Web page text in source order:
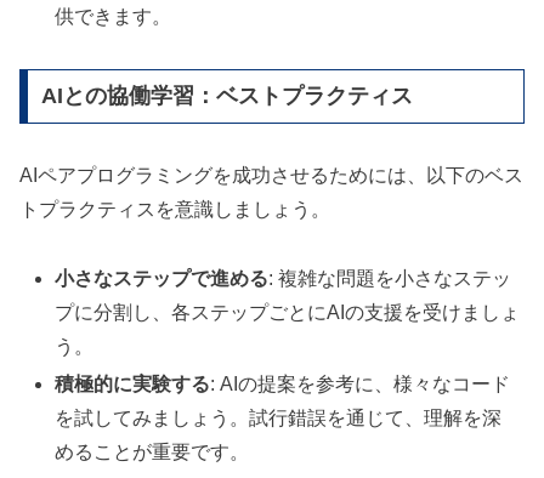
供できます。
AIとの協働学習：ベストプラクティス
AIペアプログラミングを成功させるためには、以下のベス
トプラクティスを意識しましょう。
小さなステップで進める: 複雑な問題を小さなステッ
プに分割し、各ステップごとにAIの支援を受けましょ
う。
積極的に実験する: AIの提案を参考に、様々なコード
を試してみましょう。試行錯誤を通じて、理解を深
めることが重要です。